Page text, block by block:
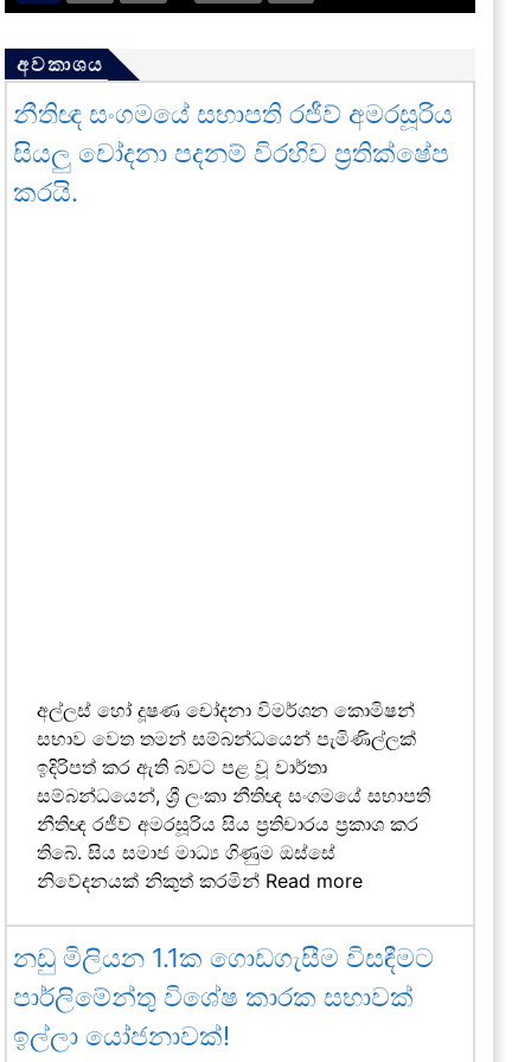
අවකාශය
නීතිඥ සංගමයේ සභාපති රජීව් අමරසූරිය
සියලු චෝදනා පදනම් විරහිව ප්‍රතික්ෂේප
කරයි.
අල්ලස් හෝ දූෂණ චෝදනා විමර්ශන කොමිෂන්
සභාව වෙත තමන් සම්බන්ධයෙන් පැමිණිල්ලක්
ඉදිරිපත් කර ඇති බවට පළ වූ වාර්තා
සම්බන්ධයෙන්, ශ්‍රී ලංකා නීතිඥ සංගමයේ සභාපති
නීතිඥ රජීව් අමරසූරිය සිය ප්‍රතිචාරය ප්‍රකාශ කර
තිබේ. සිය සමාජ මාධ්‍ය ගිණුම ඔස්සේ
නිවේදනයක් නිකුත් කරමින් Read more
නඩු මිලියන 1.1ක ගොඩගැසීම විසඳීමට
පාර්ලිමේන්තු විශේෂ කාරක සභාවක්
ඉල්ලා යෝජනාවක්!